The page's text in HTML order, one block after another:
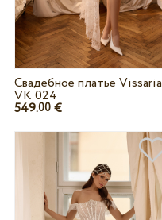
Свадебное платье Vissaria
VK 024
549.00€